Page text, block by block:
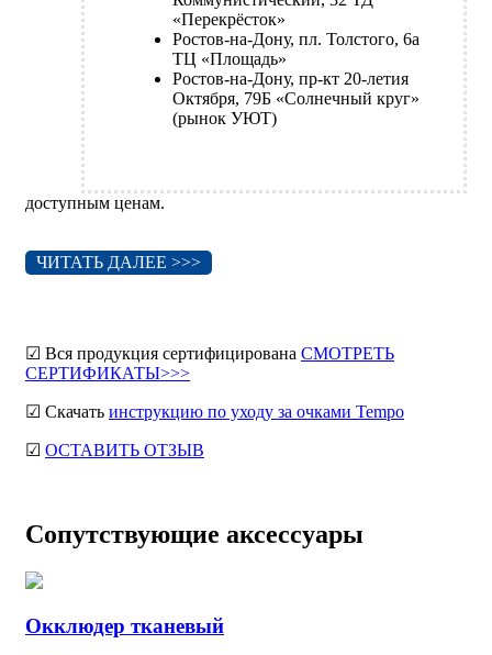
«Перекрёсток»
Ростов-на-Дону, пл. Толстого, 6а
ТЦ «Площадь»
Ростов-на-Дону, пр-кт 20-летия
Октября, 79Б «Солнечный круг»
(рынок УЮТ)
доступным ценам.
ЧИТАТЬ ДАЛЕЕ >>>
☑ Вся продукция сертифицирована СМОТРЕТЬ
СЕРТИФИКАТЫ>>>
☑ Скачать инструкцию по уходу за очками Tempo
☑ ОСТАВИТЬ ОТЗЫВ
Сопутствующие аксессуары
Окклюдер тканевый